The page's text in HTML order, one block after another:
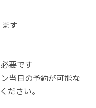
す
要です
当日の予約が可能な
ださい。